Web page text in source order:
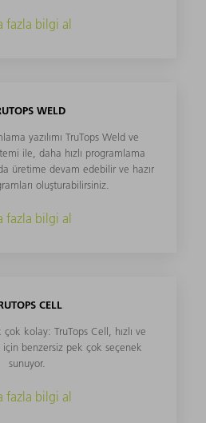
fazla bilgi al
WELD
yazılımı TruTops Weld ve
ile, daha hızlı programlama
üretime devam edebilir ve hazır
oluşturabilirsiniz.
fazla bilgi al
CELL
kolay: TruTops Cell, hızlı ve
benzersiz pek çok seçenek
sunuyor.
fazla bilgi al